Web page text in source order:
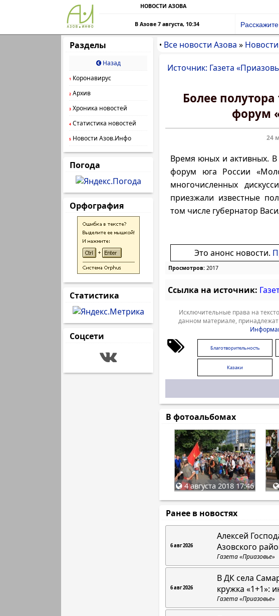
НОВОСТИ АЗОВА
В Азове 7 августа, 10:34
Разделы
Назад
1 Коронавирус
2 Архив
3 Хроника новостей
4 Статистика новостей
5 Новости Азов.Инфо
Погода
Орфография
Статистика
Соцсети
• Все новости Азова »
Источник: Газета
Более
форум
24
Время юных и активных.
форум юга России
многочисленных
приезжали известные
том числе губернатор
Это анонс новости.
Просмотров: 2017
Ссылка на источник:
Исключительные права на
данном материале,
Благотворительность
Казаки
В фотоальбомах
4 августа 2018 17:46
Ранее в новостях
6 авг 2026
Алексей
Азовского
Газета «Приазовье»
6 авг 2026
В ДК села
кружка «1+1»:
Газета «Приазовье»